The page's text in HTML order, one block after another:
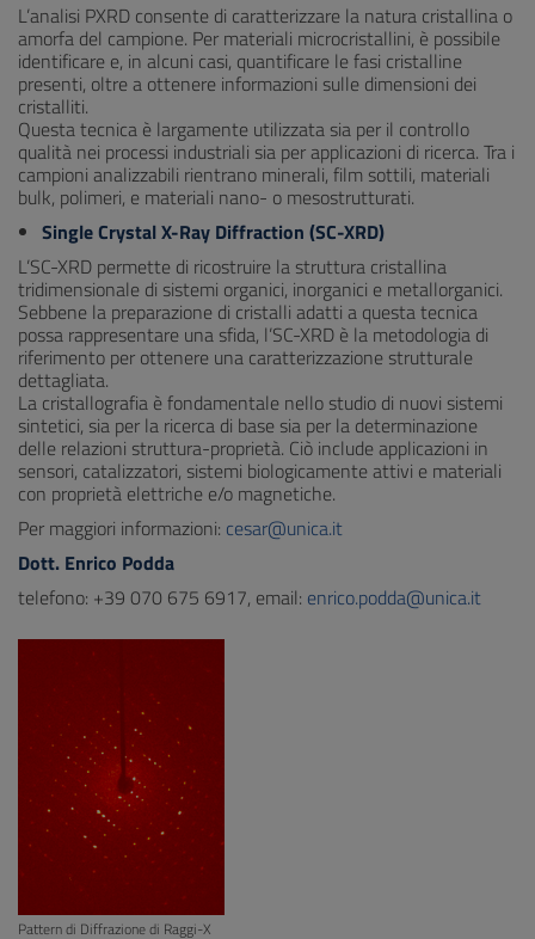
L’analisi PXRD consente di caratterizzare la natura cristallina o
amorfa del campione. Per materiali microcristallini, è possibile
identificare e, in alcuni casi, quantificare le fasi cristalline
presenti, oltre a ottenere informazioni sulle dimensioni dei
cristalliti.
Questa tecnica è largamente utilizzata sia per il controllo
qualità nei processi industriali sia per applicazioni di ricerca. Tra i
campioni analizzabili rientrano minerali, film sottili, materiali
bulk, polimeri, e materiali nano- o mesostrutturati.
Single Crystal X-Ray Diffraction (SC-XRD)
L’SC-XRD permette di ricostruire la struttura cristallina
tridimensionale di sistemi organici, inorganici e metallorganici.
Sebbene la preparazione di cristalli adatti a questa tecnica
possa rappresentare una sfida, l’SC-XRD è la metodologia di
riferimento per ottenere una caratterizzazione strutturale
dettagliata.
La cristallografia è fondamentale nello studio di nuovi sistemi
sintetici, sia per la ricerca di base sia per la determinazione
delle relazioni struttura-proprietà. Ciò include applicazioni in
sensori, catalizzatori, sistemi biologicamente attivi e materiali
con proprietà elettriche e/o magnetiche.
Per maggiori informazioni: cesar@unica.it
Dott. Enrico Podda
telefono: +39 070 675 6917, email: enrico.podda@unica.it
Pattern di Diffrazione di Raggi-X